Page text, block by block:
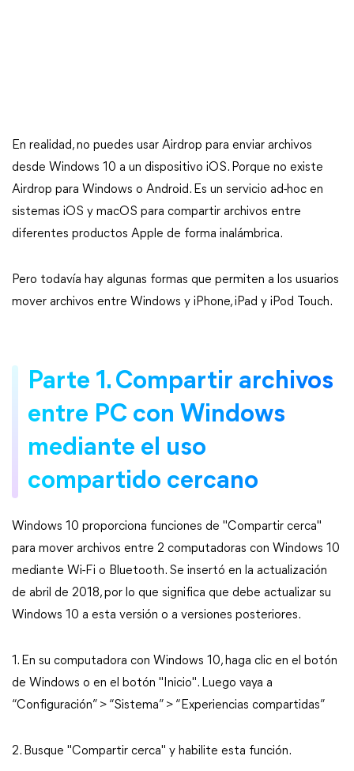
En realidad, no puedes usar Airdrop para enviar archivos
desde Windows 10 a un dispositivo iOS. Porque no existe
Airdrop para Windows o Android. Es un servicio ad-hoc en
sistemas iOS y macOS para compartir archivos entre
diferentes productos Apple de forma inalámbrica.
Pero todavía hay algunas formas que permiten a los usuarios
mover archivos entre Windows y iPhone, iPad y iPod Touch.
Parte 1. Compartir archivos
entre PC con Windows
mediante el uso
compartido cercano
Windows 10 proporciona funciones de "Compartir cerca"
para mover archivos entre 2 computadoras con Windows 10
mediante Wi-Fi o Bluetooth. Se insertó en la actualización
de abril de 2018, por lo que significa que debe actualizar su
Windows 10 a esta versión o a versiones posteriores.
1. En su computadora con Windows 10, haga clic en el botón
de Windows o en el botón "Inicio". Luego vaya a
“Configuración” > “Sistema” > “Experiencias compartidas”
2. Busque "Compartir cerca" y habilite esta función.